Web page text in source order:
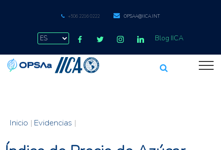
+506 2216 0222 OPSAA@IICA.INT
Blog IICA
Inicio | Evidencias |